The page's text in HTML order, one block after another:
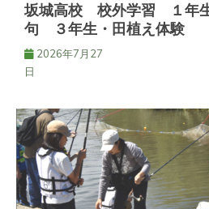
坂城高校 校外学習 １年
句 ３年生・田植え体験
2026年7月27
日